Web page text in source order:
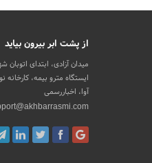
از پشت ابر بیرون بیاید
میدان آزادی، ابتدای
ایستگاه مترو بیمه،
آوا، اخباررسمی